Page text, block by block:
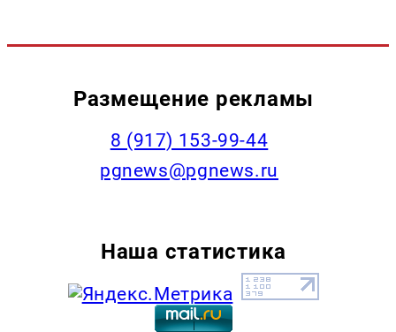
Размещение рекламы
‭8 (917) 153-99-44
pgnews@pgnews.ru
Наша статистика